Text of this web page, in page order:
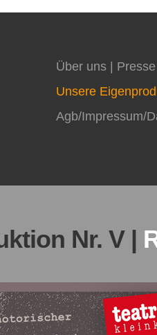
Über uns | Presse
Unsere
Agb/Impressum/
Nr. V |